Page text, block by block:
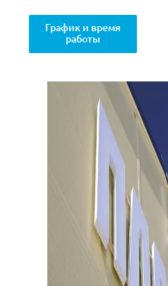
График и время
работы